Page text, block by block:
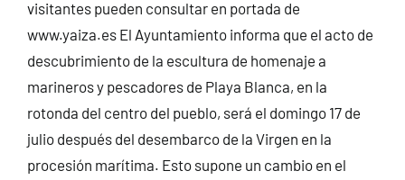
visitantes pueden consultar en portada de
www.yaiza.es El Ayuntamiento informa que el acto de
descubrimiento de la escultura de homenaje a
marineros y pescadores de Playa Blanca, en la
rotonda del centro del pueblo, será el domingo 17 de
julio después del desembarco de la Virgen en la
procesión marítima. Esto supone un cambio en el